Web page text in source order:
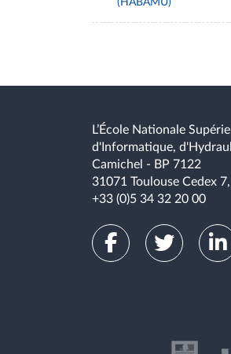
(HABAMU)
L’École Nationale
d'Informatique,
Camichel - BP 7122
31071 Toulouse Cedex
+33 (0)5 34 32 20 00